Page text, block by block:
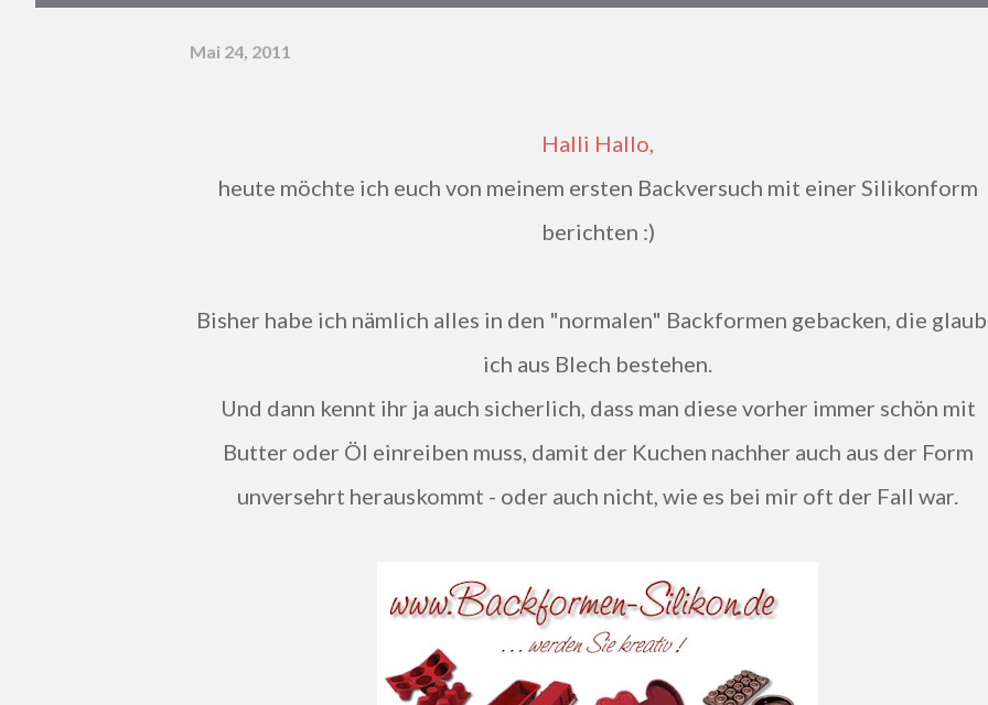
Mai 24, 2011
Halli Hallo,
heute möchte ich euch von meinem ersten Backversuch mit einer Silikonform
berichten :)
Bisher habe ich nämlich alles in den "normalen" Backformen gebacken, die glaube
ich aus Blech bestehen.
Und dann kennt ihr ja auch sicherlich, dass man diese vorher immer schön mit
Butter oder Öl einreiben muss, damit der Kuchen nachher auch aus der Form
unversehrt herauskommt - oder auch nicht, wie es bei mir oft der Fall war.